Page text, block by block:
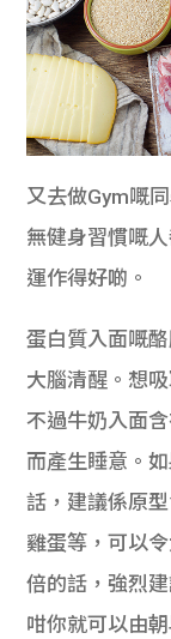
又去做Gym嘅
無健身習慣嘅
運作得好啲。
蛋白質入面嘅
大腦清醒。想
不過牛奶入面
而產生睡意。
話，建議係原
雞蛋等，可以
倍的話，強烈
咁你就可以由